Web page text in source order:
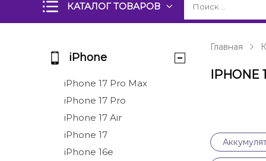
КАТАЛОГ ТОВАРОВ
iPhone
iPhone 17 Pro Max
iPhone 17 Pro
iPhone 17 Air
iPhone 17
iPhone 16e
Главная
IPHONE